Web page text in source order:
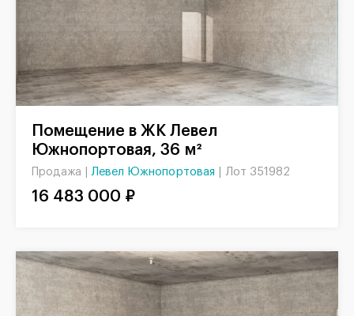
Южнопортовая, 36 м²
Продажа | Левел Южнопортовая Лот 351982
16 483 000 ₽